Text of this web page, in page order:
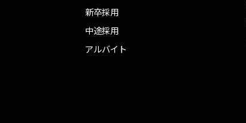
新卒採用
中途採用
アルバイト